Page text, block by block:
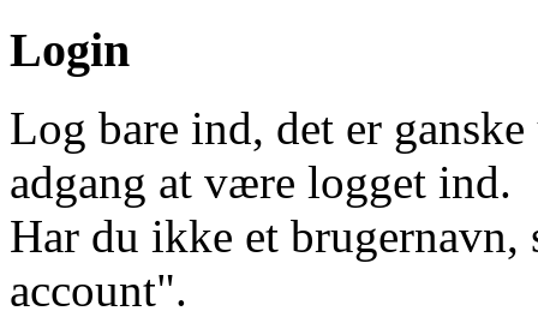
Login
Log bare ind, det er
adgang at være logget ind.
Har du ikke et brugernavn,
account".